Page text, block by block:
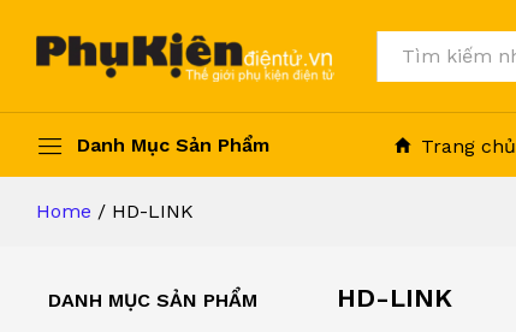
Tất cả
Danh Mục Sản Phẩm Trang chủ
Home / HD-LINK
HD-LINK
DANH MỤC SẢN PHẨM